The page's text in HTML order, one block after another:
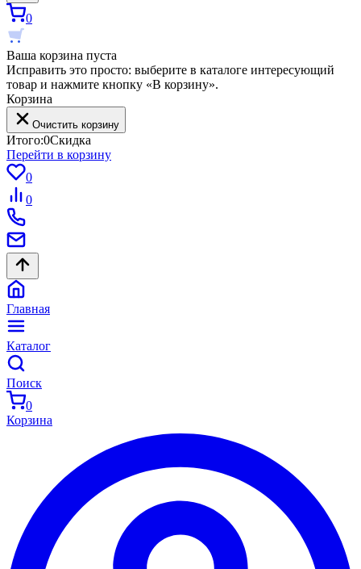
0
Ваша корзина пуста
Исправить это просто: выберите в каталоге интересующий
товар и нажмите кнопку «В корзину».
Корзина
Очистить корзину
Итого:0Скидка
Перейти в корзину
0
0
Главная
Каталог
Поиск
0
Корзина